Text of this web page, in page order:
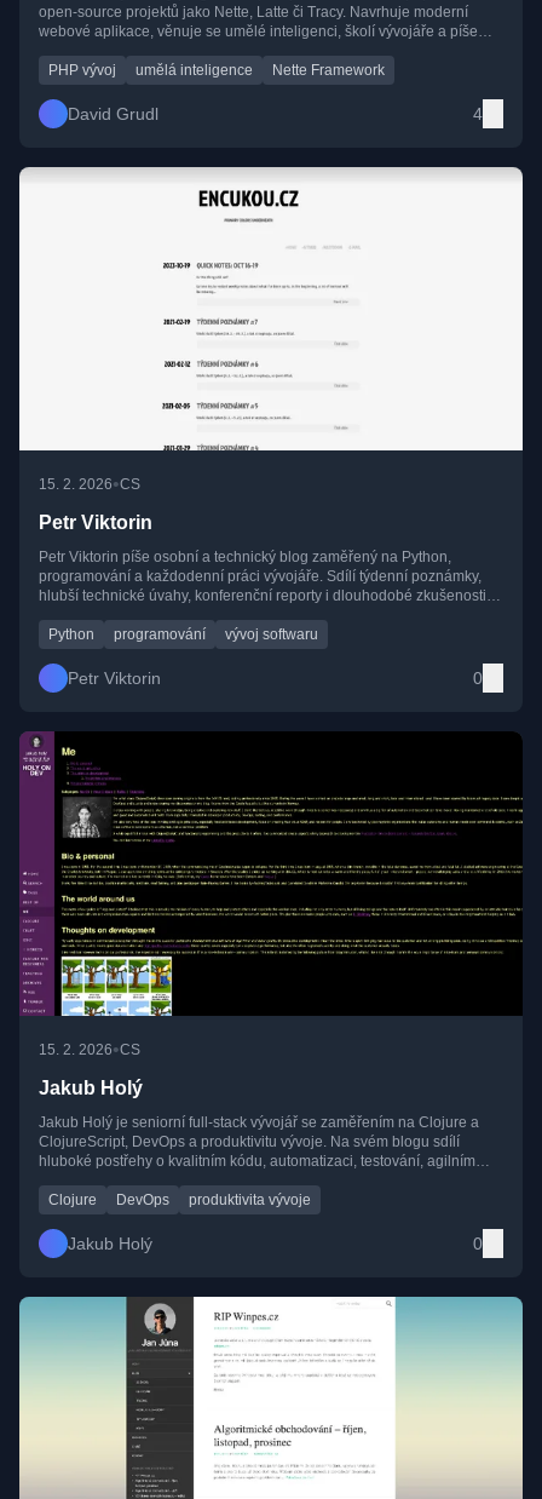
open-source projektů jako Nette, Latte či Tracy. Navrhuje moderní
webové aplikace, věnuje se umělé inteligenci, školí vývojáře a píše
PHP vývoj
umělá inteligence Nette Framework
David Grudl 4
15. 2. 2026•CS
Petr Viktorin
Petr Viktorin píše osobní a technický blog zaměřený na Python,
programování a každodenní práci vývojáře. Sdílí týdenní poznámky,
hlubší technické úvahy, konferenční reporty i dlouhodobé zkušenosti z
Python
programování vývoj softwaru
Petr Viktorin 0
15. 2. 2026•CS
Jakub Holý
Jakub Holý je seniorní full-stack vývojář se zaměřením na Clojure a
ClojureScript, DevOps a produktivitu vývoje. Na svém blogu sdílí
hluboké postřehy o kvalitním kódu, automatizaci, testování, agilním
dlouholeté praxi z mezinárodních projektů.
Clojure DevOps produktivita vývoje
Jakub Holý 0